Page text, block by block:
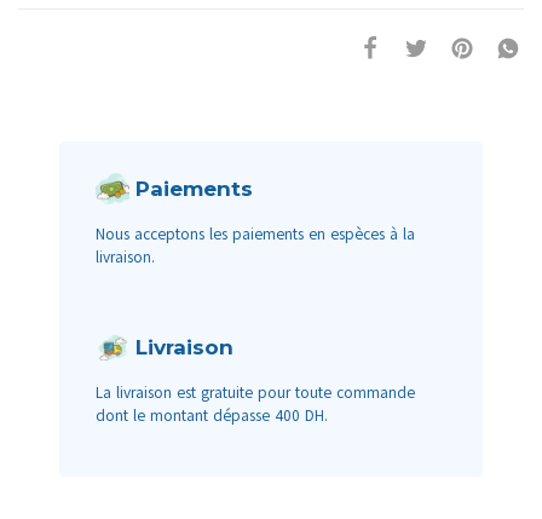
Paiements
Nous acceptons les paiements en espèces à la
livraison.
Livraison
La livraison est gratuite pour toute commande
dont le montant dépasse 400 DH.